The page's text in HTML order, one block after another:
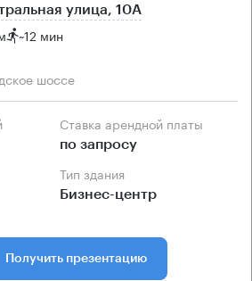
улица, 10А
~12 мин
шоссе
Ставка арендной платы
по запросу
Тип здания
Бизнес-центр
Получить презентацию